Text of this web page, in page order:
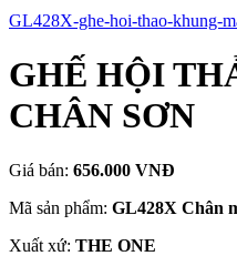
GL428X-ghe-hoi-thao-khung-
GHẾ HỘI
CHÂN SƠN
Giá bán: 656.000 VNĐ
Mã sản phẩm: GL428X Chân
Xuất xứ: THE ONE